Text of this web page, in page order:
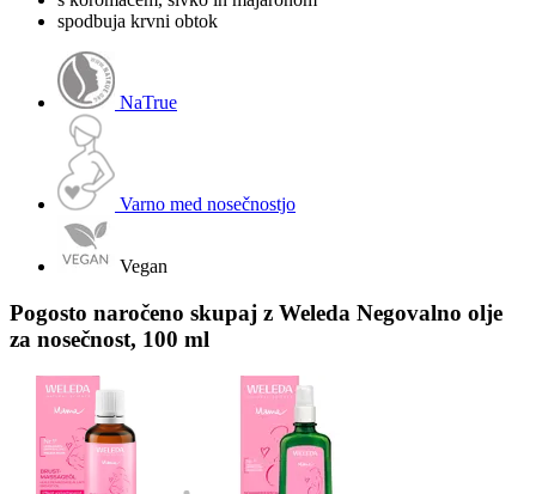
spodbuja krvni obtok
NaTrue
Varno med nosečnostjo
Vegan
Pogosto naročeno skupaj z Weleda Negovalno olje
za nosečnost, 100 ml